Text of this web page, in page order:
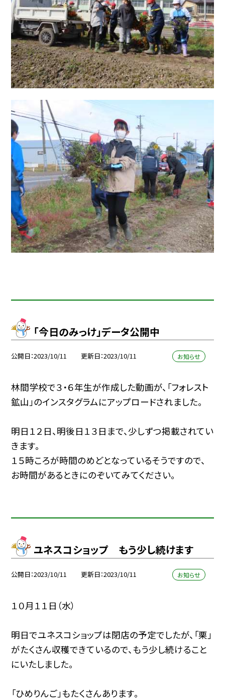
「今日のみっけ」データ公開中
公開日 2023/10/11 更新日 2023/10/11 お知らせ
林間学校で３・６年生が作成した動画が、「フォレスト
鉱山」のインスタグラムにアップロードされました。
明日１２日、明後日１３日まで、少しずつ掲載されてい
きます。
１５時ころが時間のめどとなっているそうですので、
お時間があるときにのぞいてみてください。
ユネスコショップ もう少し続けます
公開日 2023/10/11 更新日 2023/10/11 お知らせ
１０月１１日（水）
明日でユネスコショップは閉店の予定でしたが、「栗」
がたくさん収穫できているので、もう少し続けること
にいたしました。
「ひめりんご」もたくさんあります。